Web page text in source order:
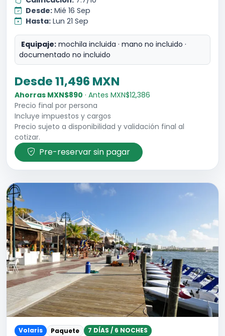
Desde: Mié 16 Sep
Hasta: Lun 21 Sep
Equipaje: mochila incluida · mano no incluido ·
documentado no incluido
Desde 11,496 MXN
Ahorras MXN$890 · Antes MXN$12,386
Precio final por persona
Incluye impuestos y cargos
Precio sujeto a disponibilidad y validación final al
cotizar.
Pre-reservar sin pagar
Volaris Paquete 7 DÍAS / 6 NOCHES